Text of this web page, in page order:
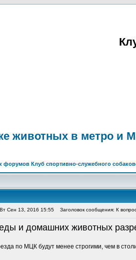
животных в метро и
форумов Клуб спортивно-служебного
Сен 13, 2016 15:55 Заголовок сообщения: К
и домашних животных
по МЦК будут менее строгими, чем в